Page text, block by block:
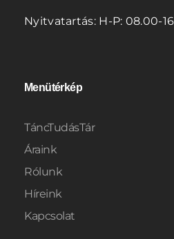
Nyitvatartás: H-P: 08.00-
Menütérkép
TáncTudásTár
Áraink
Rólunk
Híreink
Kapcsolat